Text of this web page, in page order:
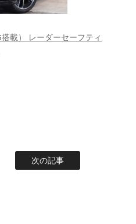
載） レーダーセーフティ
次の記事